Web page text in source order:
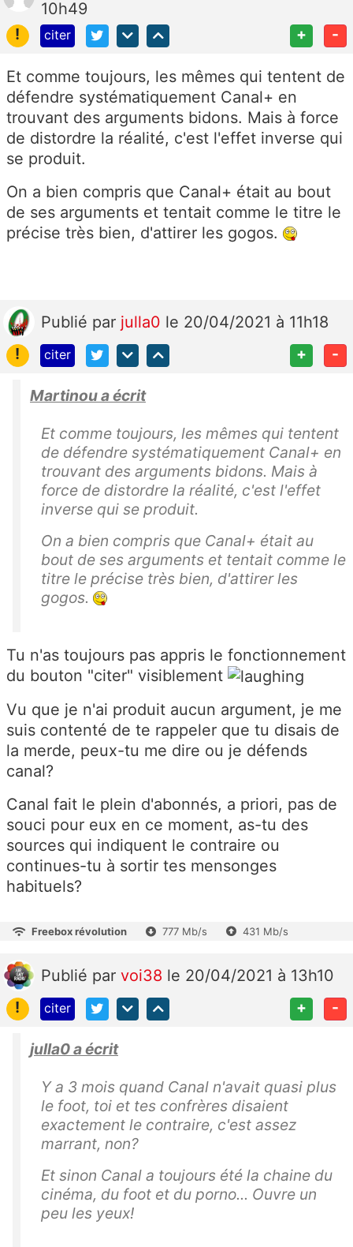
10h49
!
citer + -
Et comme toujours, les mêmes qui tentent de
défendre systématiquement Canal+ en
trouvant des arguments bidons. Mais à force
de distordre la réalité, c'est l'effet inverse qui
se produit.
On a bien compris que Canal+ était au bout
de ses arguments et tentait comme le titre le
précise très bien, d'attirer les gogos.
Publié par julla0 le 20/04/2021 à 11h18
!
citer + -
Martinou a écrit
Et comme toujours, les mêmes qui tentent
de défendre systématiquement Canal+ en
trouvant des arguments bidons. Mais à
force de distordre la réalité, c'est l'effet
inverse qui se produit.
On a bien compris que Canal+ était au
bout de ses arguments et tentait comme le
titre le précise très bien, d'attirer les
gogos.
Tu n'as toujours pas appris le fonctionnement
du bouton "citer" visiblement
Vu que je n'ai produit aucun argument, je me
suis contenté de te rappeler que tu disais de
la merde, peux-tu me dire ou je défends
canal?
Canal fait le plein d'abonnés, a priori, pas de
souci pour eux en ce moment, as-tu des
sources qui indiquent le contraire ou
continues-tu à sortir tes mensonges
habituels?
Freebox révolution 777 Mb/s 431 Mb/s
Publié par voi38 le 20/04/2021 à 13h10
!
citer + -
julla0 a écrit
Y a 3 mois quand Canal n'avait quasi plus
le foot, toi et tes confrères disaient
exactement le contraire, c'est assez
marrant, non?
Et sinon Canal a toujours été la chaine du
cinéma, du foot et du porno... Ouvre un
peu les yeux!